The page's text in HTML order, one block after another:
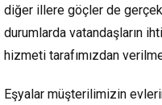
diğer illere göçler de
durumlarda vatandaşların
hizmeti tarafımızdan
Eşyalar müşterilimizin